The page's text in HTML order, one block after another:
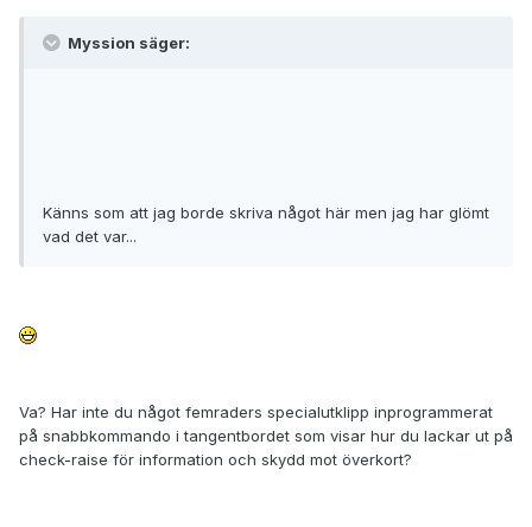
Myssion säger:
Känns som att jag borde skriva något här men jag har glömt
vad det var...
Va? Har inte du något femraders specialutklipp inprogrammerat
på snabbkommando i tangentbordet som visar hur du lackar ut på
check-raise för information och skydd mot överkort?